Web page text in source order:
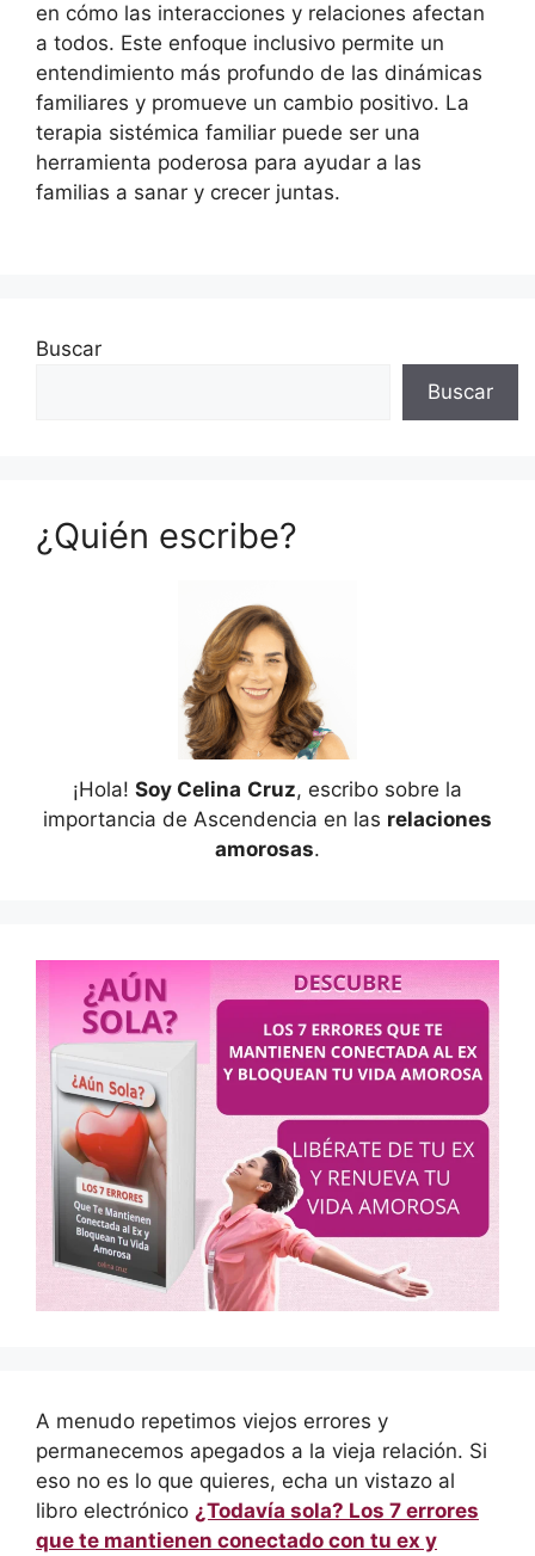
en cómo las interacciones y relaciones afectan
a todos. Este enfoque inclusivo permite un
entendimiento más profundo de las dinámicas
familiares y promueve un cambio positivo. La
terapia sistémica familiar puede ser una
herramienta poderosa para ayudar a las
familias a sanar y crecer juntas.
Buscar
Buscar
¿Quién escribe?
¡Hola! Soy Celina Cruz, escribo sobre la
importancia de Ascendencia en las relaciones
amorosas.
A menudo repetimos viejos errores y
permanecemos apegados a la vieja relación. Si
eso no es lo que quieres, echa un vistazo al
libro electrónico ¿Todavía sola? Los 7 errores
que te mantienen conectado con tu ex y